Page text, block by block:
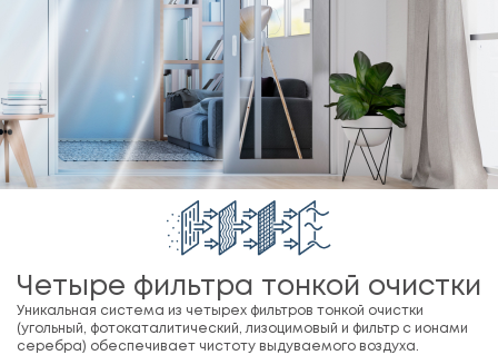
Четыре фильтра тонкой очистки
Уникальная система из четырех фильтров тонкой очистки
(угольный, фотокаталитический, лизоцимовый и фильтр с ионами
серебра) обеспечивает чистоту выдуваемого воздуха.